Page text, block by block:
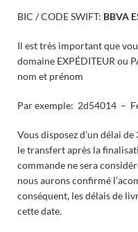
BIC / CODE SWIFT: BBVA
Il est très important que
domaine EXPÉDITEUR ou
nom et prénom
Par exemple: 2d54014 –
Vous disposez d’un délai
le transfert après la
commande ne sera
nous aurons confirmé
conséquent, les délais de
cette date.